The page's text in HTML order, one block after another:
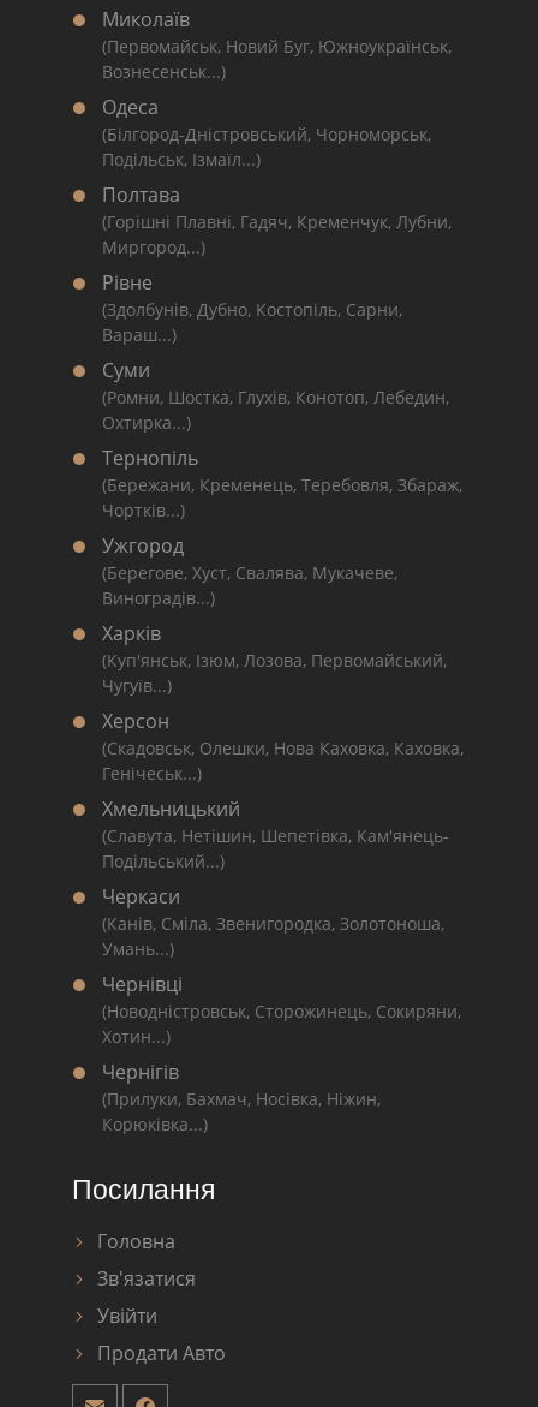
Миколаїв
(Первомайськ, Новий Буг, Южноукраїнськ,
Вознесенськ...)
Одеса
(Білгород-Дністровський, Чорноморськ,
Подільськ, Ізмаїл...)
Полтава
(Горішні Плавні, Гадяч, Кременчук, Лубни,
Миргород...)
Рівне
(Здолбунів, Дубно, Костопіль, Сарни,
Вараш...)
Суми
(Ромни, Шостка, Глухів, Конотоп, Лебедин,
Охтирка...)
Тернопіль
(Бережани, Кременець, Теребовля, Збараж,
Чортків...)
Ужгород
(Берегове, Хуст, Свалява, Мукачеве,
Виноградів...)
Харків
(Куп'янськ, Ізюм, Лозова, Первомайський,
Чугуїв...)
Херсон
(Скадовськ, Олешки, Нова Каховка, Каховка,
Генічеськ...)
Хмельницький
(Славута, Нетішин, Шепетівка, Кам'янець-
Подільський...)
Черкаси
(Канів, Сміла, Звенигородка, Золотоноша,
Умань...)
Чернівці
(Новодністровськ, Сторожинець, Сокиряни,
Хотин...)
Чернігів
(Прилуки, Бахмач, Носівка, Ніжин,
Корюківка...)
Посилання
Головна
Зв'язатися
Увійти
Продати Авто